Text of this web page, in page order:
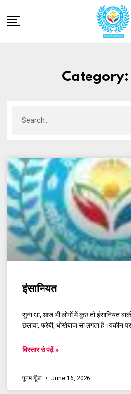
Category:
इंसानियत
सुना था, आज भी लोगों में कुछ तो इंसानियत
छलावा, फरेबी, धोखेबाज सा लगता है।यकीन
विस्तार से पढ़ें »
पूनम गूँजा June 16, 2026